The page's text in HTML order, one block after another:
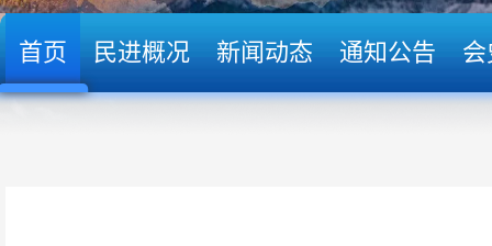
首页 民进概况 新闻动态 通知公告 会